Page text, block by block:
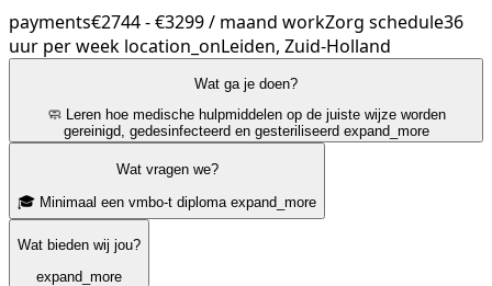
payments€2744 - €3299 / maand workZorg schedule36
uur per week location_onLeiden, Zuid-Holland
Wat ga je doen?
🧼 Leren hoe medische hulpmiddelen op de juiste wijze worden
gereinigd, gedesinfecteerd en gesteriliseerd expand_more
Wat vragen we?
🎓 Minimaal een vmbo-t diploma expand_more
Wat bieden wij jou?
expand_more